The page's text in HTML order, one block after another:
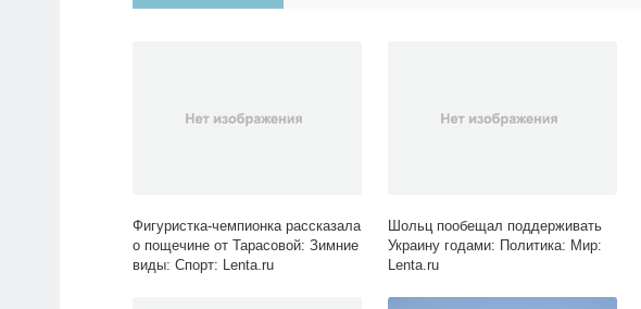
Фигуристка-чемпионка рассказала
о пощечине от Тарасовой: Зимние
виды: Спорт: Lenta.ru
Шольц пообещал поддерживать
Украину годами: Политика: Мир:
Lenta.ru